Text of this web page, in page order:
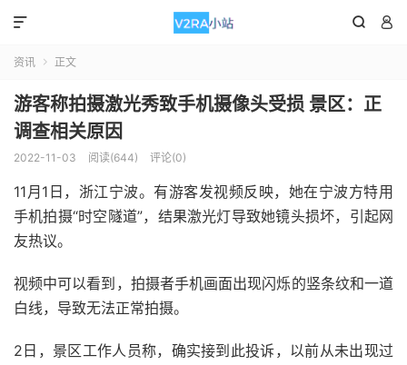
 

资讯  正文
游客称拍摄激光秀致手机摄像头受损 景区：正
调查相关原因
2022-11-03 阅读(644) 评论(0)
11月1日，浙江宁波。有游客发视频反映，她在宁波方特用
手机拍摄“时空隧道”，结果激光灯导致她镜头损坏，引起网
友热议。
视频中可以看到，拍摄者手机画面出现闪烁的竖条纹和一道
白线，导致无法正常拍摄。
2日，景区工作人员称，确实接到此投诉，以前从未出现过